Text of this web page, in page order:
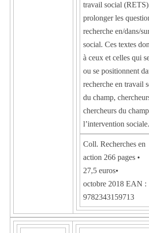
travail social
prolonger les
recherche en/dans/
social. Ces textes
à ceux et celles qui
ou se positionnent
recherche en travail
du champ,
chercheurs du
l’intervention sociale.
Coll. Recherches en
action 266 pages •
27,5 euros•
octobre 2018 EAN :
9782343159713